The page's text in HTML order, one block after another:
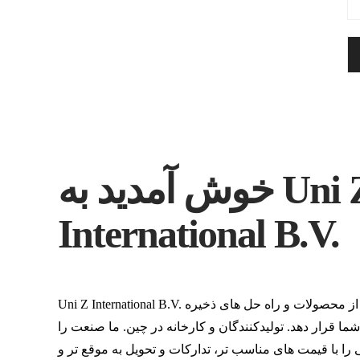
خوش آمدید به Uni Z
International B.V.
Uni Z International B.V. متعهد است که طیف کاملی از محصولات و راه حل های ذخیره
قرار دهد. تولیدکنندگان و کارخانه در چین. ما صنعت را
را با قیمت های مناسب تر، تدارکات و تحویل به موقع تر و